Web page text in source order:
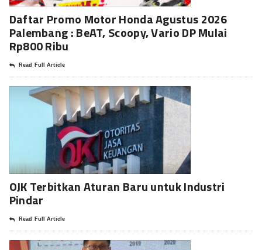
Daftar Promo Motor Honda Agustus 2026
Palembang : BeAT, Scoopy, Vario DP Mulai
Rp800 Ribu
Read Full Article
OJK Terbitkan Aturan Baru untuk Industri
Pindar
Read Full Article